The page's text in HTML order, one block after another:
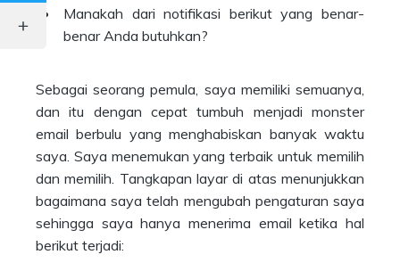
Manakah dari notifikasi berikut yang benar-
benar Anda butuhkan?
Sebagai seorang pemula, saya memiliki semuanya,
dan itu dengan cepat tumbuh menjadi monster
email berbulu yang menghabiskan banyak waktu
saya. Saya menemukan yang terbaik untuk memilih
dan memilih. Tangkapan layar di atas menunjukkan
bagaimana saya telah mengubah pengaturan saya
sehingga saya hanya menerima email ketika hal
berikut terjadi: